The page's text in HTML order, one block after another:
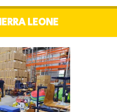
LEONE